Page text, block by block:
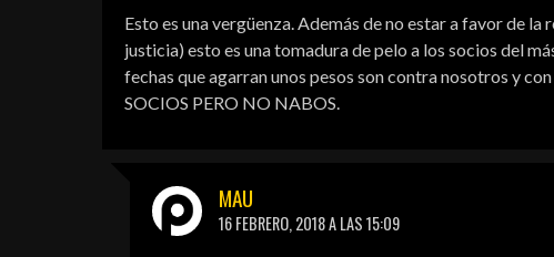
Esto es una vergüenza. Además de no estar a favor de
justicia) esto es una tomadura de pelo a los socios del
fechas que agarran unos pesos son contra nosotros y
SOCIOS PERO NO NABOS.
MAU
16 FEBRERO, 2018 A LAS 15:09